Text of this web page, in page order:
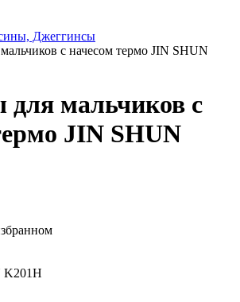
Джеггинсы
с начесом термо JIN SHUN
для мальчиков с
JIN SHUN
K201H